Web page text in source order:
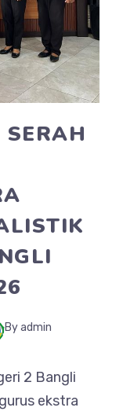
By admin
2 Bangli
ekstra